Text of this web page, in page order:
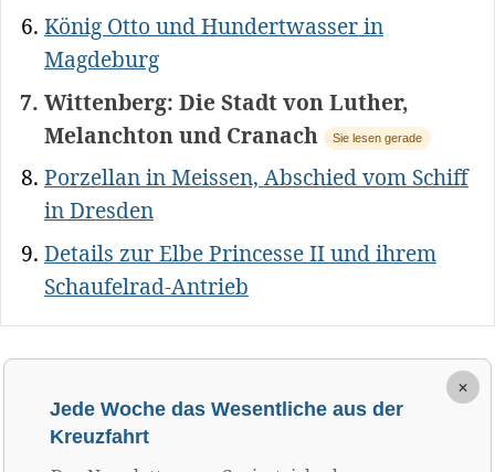
König Otto und Hundertwasser in
Magdeburg
Wittenberg: Die Stadt von Luther,
Melanchton und Cranach
Sie lesen gerade
Porzellan in Meissen, Abschied vom Schiff
in Dresden
Details zur Elbe Princesse II und ihrem
Schaufelrad-Antrieb
×
Jede Woche das Wesentliche aus der
Kreuzfahrt